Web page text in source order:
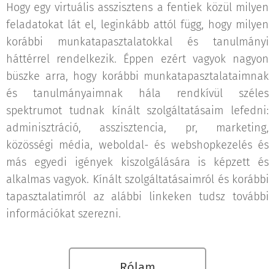
Hogy egy virtuális asszisztens a fentiek közül milyen
feladatokat lát el, leginkább attól függ, hogy milyen
korábbi munkatapasztalatokkal és tanulmányi
háttérrel rendelkezik. Éppen ezért vagyok nagyon
büszke arra, hogy korábbi munkatapasztalataimnak
és tanulmányaimnak hála rendkívül széles
spektrumot tudnak kínált szolgáltatásaim lefedni:
adminisztráció, asszisztencia, pr, marketing,
közösségi média, weboldal- és webshopkezelés és
más egyedi igények kiszolgálására is képzett és
alkalmas vagyok. Kínált szolgáltatásaimról és korábbi
tapasztalatimról az alábbi linkeken tudsz további
információkat szerezni.